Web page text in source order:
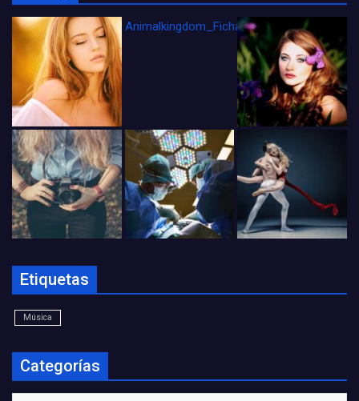
Animalkingdom_FichaCine
Etiquetas
Música
Categorías